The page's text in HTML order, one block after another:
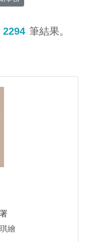
2294 筆結果。
繪